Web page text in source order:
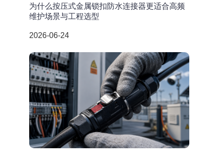
为什么按压式金属锁扣防水连接器更适合高频
维护场景与工程选型
2026-06-24